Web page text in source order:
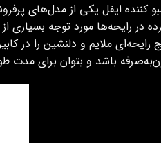
کننده ایفل یکی از مدل‌های
در رایحه‌ها مورد توجه بسیاری از
رایحه‌ای ملایم و دلنشین را در
باشد و بتوان برای مدت